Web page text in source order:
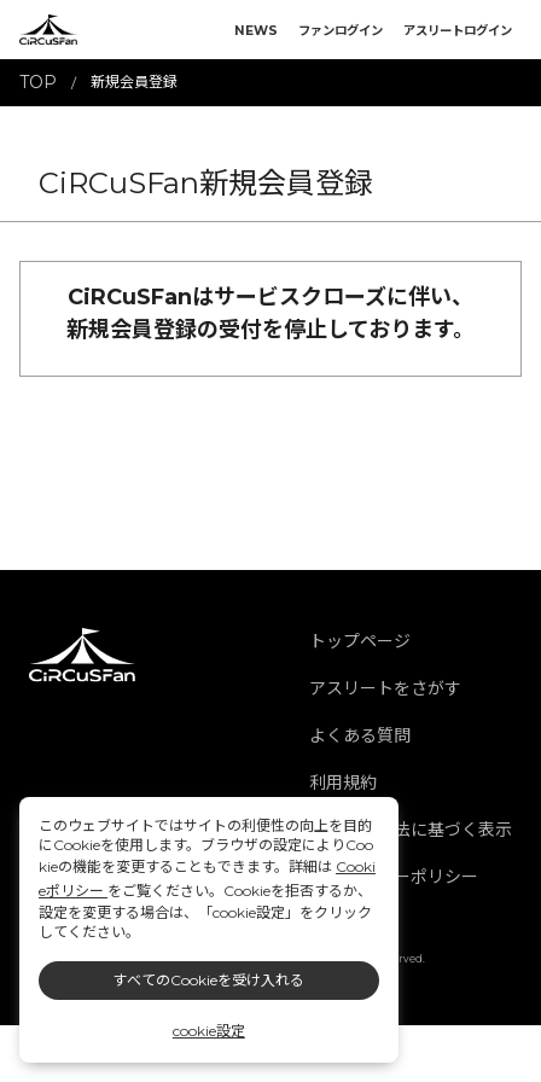
NEWS ファンログイン アスリートログイン
TOP 新規会員登録
CiRCuSFan新規会員登録
CiRCuSFanはサービスクローズに伴い、
新規会員登録の受付を停止しております。
このウェブサイトではサイトの利便性の向上を目的
にCookieを使用します。ブラウザの設定によりCoo
kieの機能を変更することもできます。詳細は Cooki
eポリシー をご覧ください。Cookieを拒否するか、
設定を変更する場合は、「cookie設定」をクリック
してください。
すべてのCookieを受け入れる
cookie設定
トップページ
アスリートをさがす
よくある質問
利用規約
特定商取引法に基づく表示
プライバシーポリシー
Copyright © 2021 ITOCHU Corporation. All Rights Reserved.